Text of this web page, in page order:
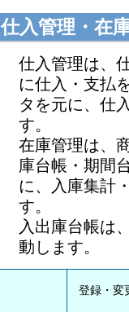
仕入管理・在
仕入管理は、
に仕入・支払
タを元に、仕
す。
在庫管理は、
庫台帳・期間
に、入庫集計
す。
入出庫台帳は
動します。
登録・変